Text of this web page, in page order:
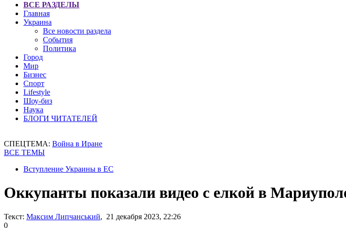
ВСЕ РАЗДЕЛЫ
Главная
Украина
Все новости раздела
События
Политика
Город
Мир
Бизнес
Спорт
Lifestyle
Шоу-биз
Наука
БЛОГИ ЧИТАТЕЛЕЙ
СПЕЦТЕМА: Война в Иране
ВСЕ ТЕМЫ
Вступление Украины в ЕС
Оккупанты показали видео с елкой в
Текст: Максим Липчанський, 21 декабря 2023, 22:26
0